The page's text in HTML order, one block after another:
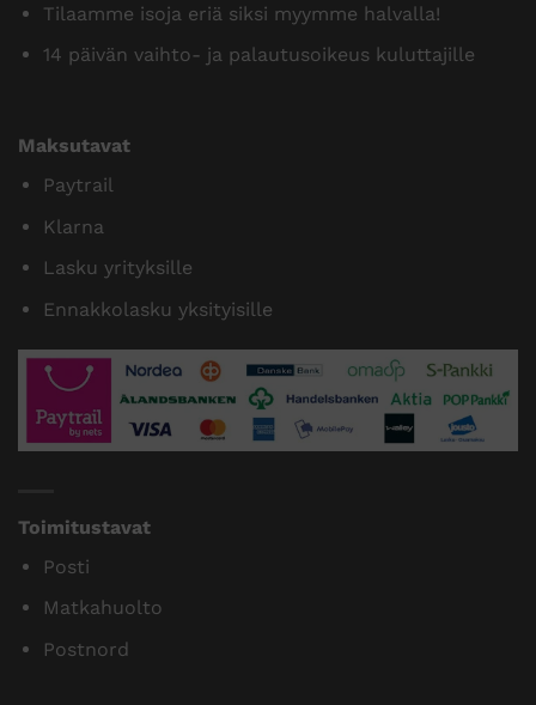
Tilaamme isoja eriä siksi myymme halvalla!
14 päivän vaihto- ja palautusoikeus kuluttajille
Maksutavat
Paytrail
Klarna
Lasku yrityksille
Ennakkolasku yksityisille
Toimitustavat
Posti
Matkahuolto
Postnord